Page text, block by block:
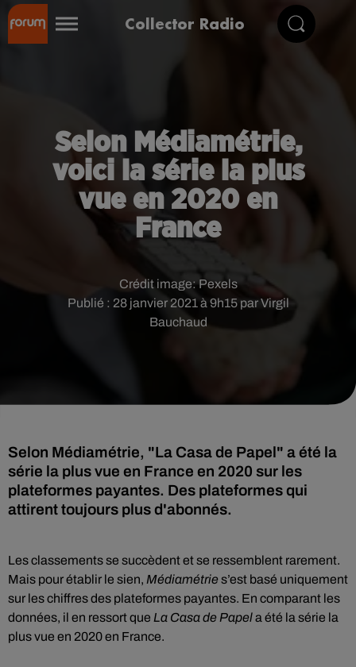
Collector Radio
Selon Médiamétrie,
voici la série la plus
vue en 2020 en
France
Publié : 28 janvier 2021 à 9h15 par Virgil
Bauchaud
Crédit image:Pexels
Selon Médiamétrie, "La Casa de Papel" a été la
série la plus vue en France en 2020 sur les
plateformes payantes. Des plateformes qui
attirent toujours plus d'abonnés.
Les classements se succèdent et se ressemblent rarement.
Mais pour établir le sien, Médiamétries’est basé uniquement
sur les chiffres des plateformes payantes. En comparant les
données, il en ressort que La Casa de Papela été la série la
plus vue en 2020 en France.